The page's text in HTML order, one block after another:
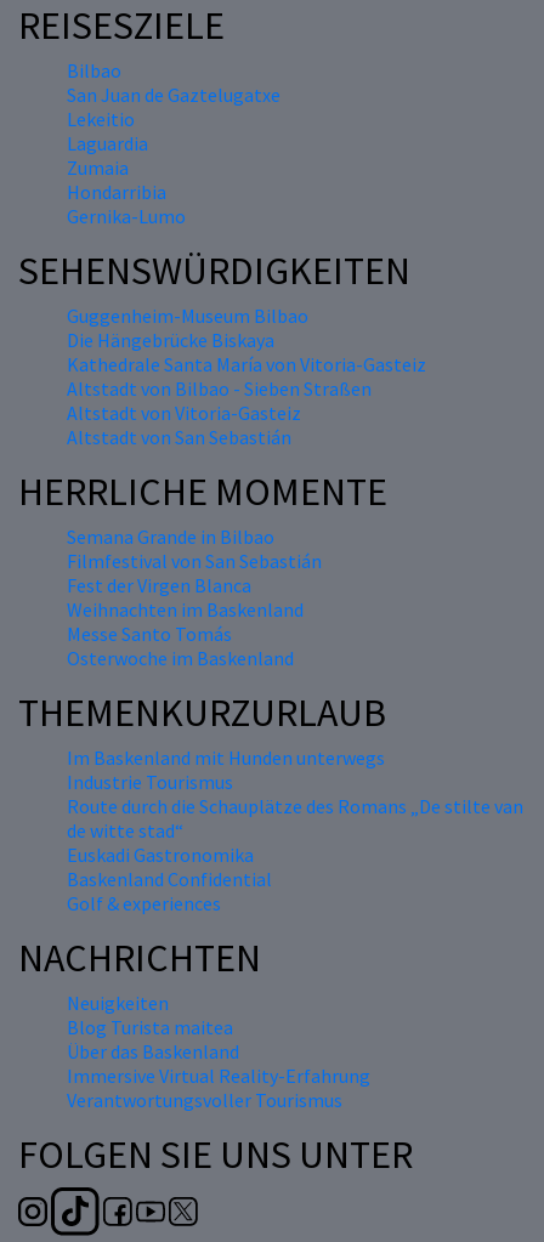
REISESZIELE
Bilbao
San Juan de Gaztelugatxe
Lekeitio
Laguardia
Zumaia
Hondarribia
Gernika-Lumo
SEHENSWÜRDIGKEITEN
Guggenheim-Museum Bilbao
Die Hängebrücke Biskaya
Kathedrale Santa María von Vitoria-Gasteiz
Altstadt von Bilbao - Sieben Straßen
Altstadt von Vitoria-Gasteiz
Altstadt von San Sebastián
HERRLICHE MOMENTE
Semana Grande in Bilbao
Filmfestival von San Sebastián
Fest der Virgen Blanca
Weihnachten im Baskenland
Messe Santo Tomás
Osterwoche im Baskenland
THEMENKURZURLAUB
Im Baskenland mit Hunden unterwegs
Industrie Tourismus
Route durch die Schauplätze des Romans „De stilte van
de witte stad“
Euskadi Gastronomika
Baskenland Confidential
Golf & experiences
NACHRICHTEN
Neuigkeiten
Blog Turista maitea
Über das Baskenland
Immersive Virtual Reality-Erfahrung
Verantwortungsvoller Tourismus
FOLGEN SIE UNS UNTER